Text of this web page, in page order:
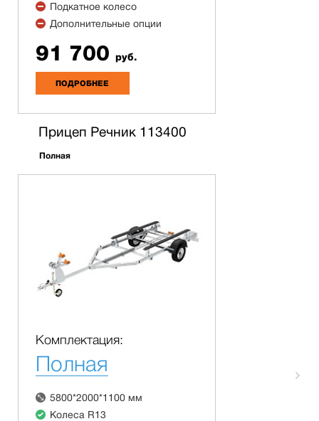
Подкатное колесо
Дополнительные опции
91 700 руб.
ПОДРОБНЕЕ
Прицеп Речник 113400
Полная
Комплектация:
Полная
5800*2000*1100 мм
Колеса R13